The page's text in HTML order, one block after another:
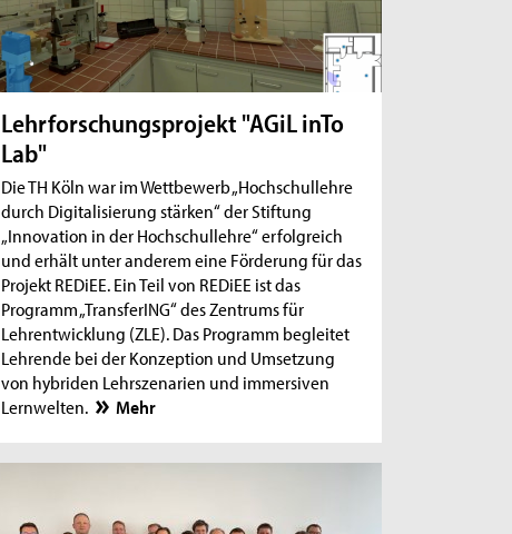
Lehrforschungsprojekt "AGiL inTo
Lab"
Die TH Köln war im Wettbewerb „Hochschullehre
durch Digitalisierung stärken“ der Stiftung
„Innovation in der Hochschullehre“ erfolgreich
und erhält unter anderem eine Förderung für das
Projekt REDiEE. Ein Teil von REDiEE ist das
Programm „TransferING“ des Zentrums für
Lehrentwicklung (ZLE). Das Programm begleitet
Lehrende bei der Konzeption und Umsetzung
von hybriden Lehrszenarien und immersiven
Lernwelten.
Mehr